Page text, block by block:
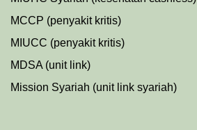
MCCP (penyakit kritis)
MIUCC (penyakit kritis)
MDSA (unit link)
Mission Syariah (unit link syariah)